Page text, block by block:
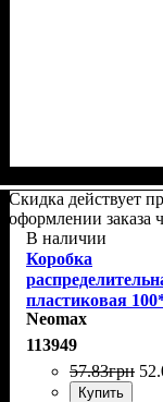
Скидка действует
оформлении заказа
В наличии
Коробка
пластиковая
IP55 чёрная
NX1145
Neomax
113949
57.83грн 52.
Купить